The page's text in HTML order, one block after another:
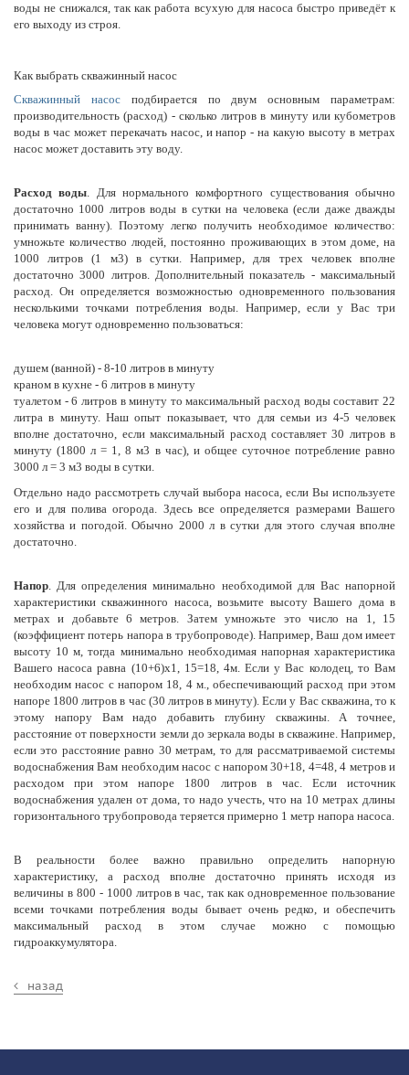
воды не снижался, так как работа всухую для насоса быстро приведёт к
его выходу из строя.
Как выбрать скважинный насос
Скважинный насосподбирается по двум основным параметрам:
производительность (расход) - сколько литров в минуту или кубометров
воды в час может перекачать насос, и напор - на какую высоту в метрах
насос может доставить эту воду.
Расход воды. Для нормального комфортного существования обычно
достаточно 1000 литров воды в сутки на человека (если даже дважды
принимать ванну). Поэтому легко получить необходимое количество:
умножьте количество людей, постоянно проживающих в этом доме, на
1000 литров (1 м3) в сутки. Например, для трех человек вполне
достаточно 3000 литров. Дополнительный показатель - максимальный
расход. Он определяется возможностью одновременного пользования
несколькими точками потребления воды. Например, если у Вас три
человека могут одновременно пользоваться:
душем (ванной) - 8-10 литров в минуту
краном в кухне - 6 литров в минуту
туалетом - 6 литров в минуту то максимальный расход воды составит 22
литра в минуту. Наш опыт показывает, что для семьи из 4-5 человек
вполне достаточно, если максимальный расход составляет 30 литров в
минуту (1800 л = 1, 8 м3 в час), и общее суточное потребление равно
3000 л = 3 м3 воды в сутки.
Отдельно надо рассмотреть случай выбора насоса, если Вы используете
его и для полива огорода. Здесь все определяется размерами Вашего
хозяйства и погодой. Обычно 2000 л в сутки для этого случая вполне
достаточно.
Напор. Для определения минимально необходимой для Вас напорной
характеристики скважинного насоса, возьмите высоту Вашего дома в
метрах и добавьте 6 метров. Затем умножьте это число на 1, 15
(коэффициент потерь напора в трубопроводе). Например, Ваш дом имеет
высоту 10 м, тогда минимально необходимая напорная характеристика
Вашего насоса равна (10+6)х1, 15=18, 4м. Если у Вас колодец, то Вам
необходим насос с напором 18, 4 м., обеспечивающий расход при этом
напоре 1800 литров в час (30 литров в минуту). Если у Вас скважина, то к
этому напору Вам надо добавить глубину скважины. А точнее,
расстояние от поверхности земли до зеркала воды в скважине. Например,
если это расстояние равно 30 метрам, то для рассматриваемой системы
водоснабжения Вам необходим насос с напором 30+18, 4=48, 4 метров и
расходом при этом напоре 1800 литров в час. Если источник
водоснабжения удален от дома, то надо учесть, что на 10 метрах длины
горизонтального трубопровода теряется примерно 1 метр напора насоса.
В реальности более важно правильно определить напорную
характеристику, а расход вполне достаточно принять исходя из
величины в 800 - 1000 литров в час, так как одновременное пользование
всеми точками потребления воды бывает очень редко, и обеспечить
максимальный расход в этом случае можно с помощью
гидроаккумулятора.
назад